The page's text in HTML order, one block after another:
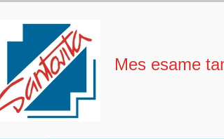
Mes esame